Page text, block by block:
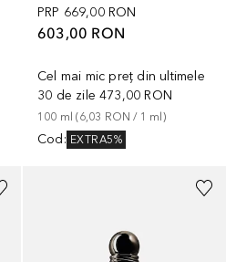
PRP 669,00 RON
603,00 RON
Cel mai mic preț din ultimele
30 de zile 473,00 RON
100 ml (6,03 RON / 1 ml )
Cod: EXTRA5%